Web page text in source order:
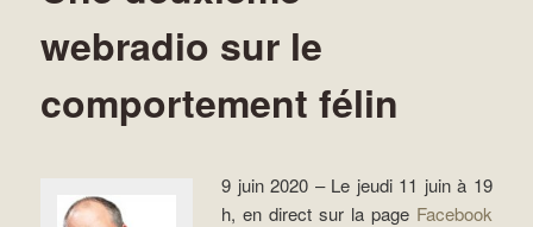
webradio sur le
comportement félin
9 juin 2020 – Le jeudi 11 juin à 19
h, en direct sur la page Facebook